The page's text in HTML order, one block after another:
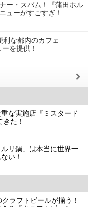
ー・スパム！『蒲田ホル
ューがすごすぎ！
利な都内のカフェ
を提供！
な実施店『ミスタード
た！
リ鍋」は本当に世界一
い！
ラフトビールが揃う！